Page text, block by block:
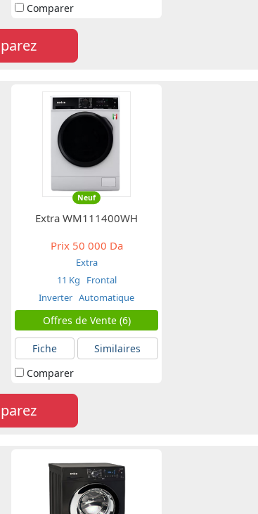
Comparer
Neuf
Extra WM111400WH
Prix50 000 Da
Extra
11 Kg
Frontal
Inverter Automatique
Offres de Vente (6)
Fiche
Similaires
Comparer